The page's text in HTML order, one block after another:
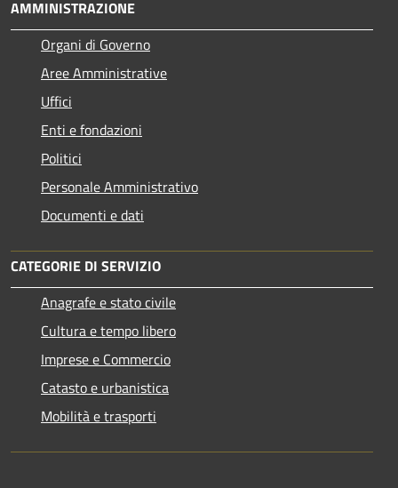
AMMINISTRAZIONE
Organi di Governo
Aree Amministrative
Uffici
Enti e fondazioni
Politici
Personale Amministrativo
Documenti e dati
CATEGORIE DI SERVIZIO
Anagrafe e stato civile
Cultura e tempo libero
Imprese e Commercio
Catasto e urbanistica
Mobilità e trasporti